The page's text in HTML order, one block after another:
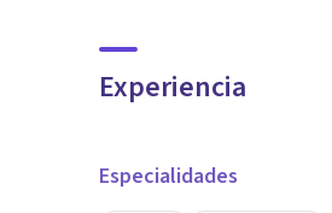
Manejo de fuentes de
Observación.
Experiencia
Especialidades